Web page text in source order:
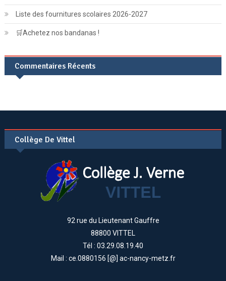
Liste des fournitures scolaires 2026-2027
🛒Achetez nos bandanas !
Commentaires Récents
Collège De Vittel
92 rue du Lieutenant Gauffre
88800 VITTEL
Tél : 03.29.08.19.40
Mail : ce.0880156 [@] ac-nancy-metz.fr